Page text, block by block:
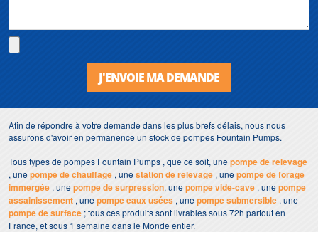
J'ENVOIE MA DEMANDE
Afin de répondre à votre demande dans les plus brefs délais, nous nous
assurons d'avoir en permanence un stock de pompes Fountain Pumps.
Tous types de pompes Fountain Pumps , que ce soit, unepompe de relevage
, unepompe de chauffage , unestation de relevage , unepompe de forage
immergée , unepompe de surpression, unepompe vide-cave , unepompe
assainissement , unepompe eaux usées , unepompe submersible , une
pompe de surface ; tous ces produits sont livrables sous 72h partout en
France, et sous 1 semaine dans le Monde entier.